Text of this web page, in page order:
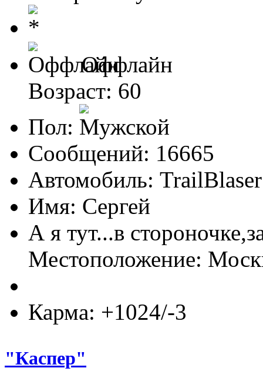
Оффлайн
Возраст: 60
Пол:
Сообщений: 16665
Автомобиль:
Имя: Сергей
А я тут...в
Местоположение:
Карма: +1024/-3
"Каспер"